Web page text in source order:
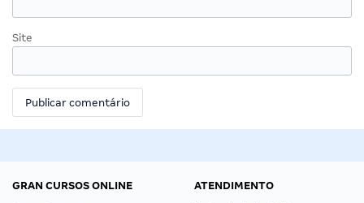
Site
GRAN CURSOS ONLINE
ATENDIMENTO